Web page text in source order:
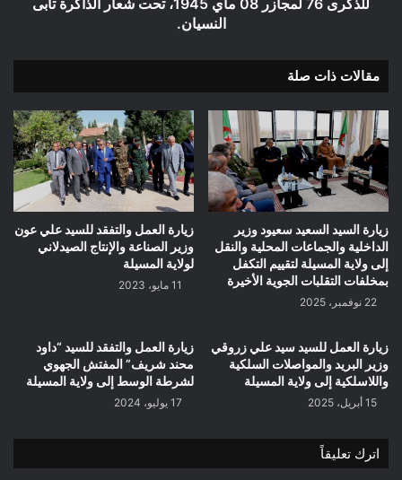
تحت
شعار
الذاكرة
تأبى
النسيان.
النسيان.
مقالات ذات صلة
زيارة السيد السعيد سعيود وزير
الداخلية والجماعات المحلية والنقل
إلى ولاية المسيلة لتقييم التكفل
بمخلفات التقلبات الجوية الأخيرة
22 نوفمبر، 2025
زيارة العمل والتفقد للسيد علي عون
وزير الصناعة والإنتاج الصيدلاني
لولاية المسيلة
11 مايو، 2023
زيارة العمل للسيد سيد علي زروقي
وزير البريد والمواصلات السلكية
واللاسلكية إلى ولاية المسيلة
15 أبريل، 2025
زيارة العمل والتفقد للسيد “داود
محند شريف” المفتش الجهوي
لشرطة الوسط إلى ولاية المسيلة
17 يوليو، 2024
اترك تعليقاً